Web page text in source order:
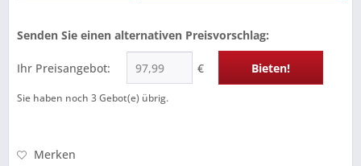
Senden Sie einen alternativen Preisvorschlag:
Ihr Preisangebot: € Bieten!
Sie haben noch 3Gebot(e) übrig.
Merken